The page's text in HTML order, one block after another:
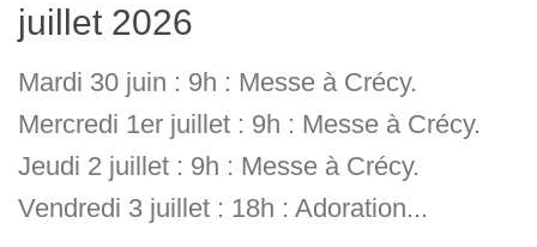
juillet 2026
Mardi 30 juin : 9h : Messe à Crécy.
Mercredi 1er juillet : 9h : Messe à Crécy.
Jeudi 2 juillet : 9h : Messe à Crécy.
Vendredi 3 juillet : 18h : Adoration...